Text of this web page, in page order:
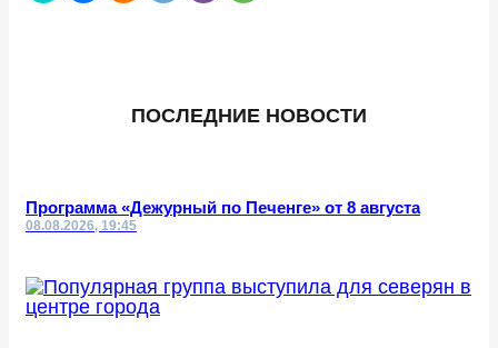
ПОСЛЕДНИЕ НОВОСТИ
Программа «Дежурный по Печенге» от 8 августа
08.08.2026, 19:45